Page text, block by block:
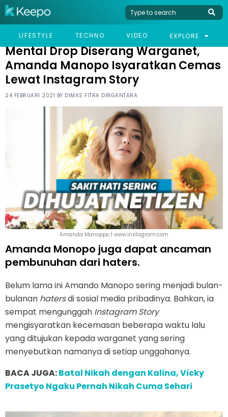
LIFESTYLE TECHNO VIDEO EXPLORE
HOME CELEB
MENTAL DROP DISERANG WARGANET, AMANDA MANOPO
Mental Drop Diserang Warganet,
Amanda Manopo Isyaratkan Cemas
Lewat Instagram Story
24 FEBRUARI 2021 BY DIMAS FITRA DIRGANTARA
Amanda Manoppo | www.instagram.com
Amanda Monopo juga dapat ancaman
pembunuhan dari haters.
Belum lama ini Amando Manopo sering menjadi bulan-
bulanan hatersdi sosial media pribadinya. Bahkan, ia
sempat mengunggah Instagram Story
mengisyaratkan kecemasan beberapa waktu lalu
yang ditujukan kepada warganet yang sering
menyebutkan namanya di setiap unggahanya.
BACA JUGA:Batal Nikah dengan Kalina, Vicky
Prasetyo Ngaku Pernah Nikah Cuma Sehari